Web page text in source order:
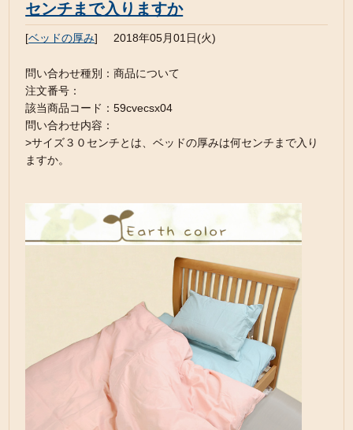
センチまで入りますか
[ベッドの厚み] 2018年05月01日(火)
問い合わせ種別：商品について
注文番号：
該当商品コード：59cvecsx04
問い合わせ内容：
>サイズ３０センチとは、ベッドの厚みは何センチまで入り
ますか。